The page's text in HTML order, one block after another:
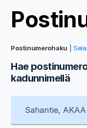
Postinumerohaku |
Hae
kadunnimellä